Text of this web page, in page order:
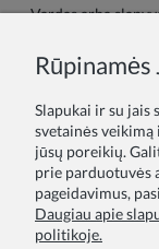
Vardas arba
Slapukai ir su jais
svetainės
jūsų poreikių.
prie parduotuvės
pageidavimus,
Daugiau apie
politikoje.